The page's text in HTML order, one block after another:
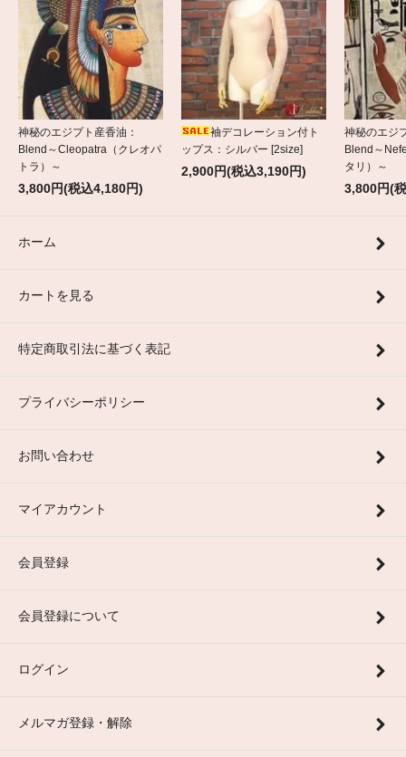
神秘のエジプト産香油：
Blend～Cleopatra（クレオパ
トラ）～
3,800円(税込4,180円)
袖デコレーション付ト
ップス：シルバー [2size]
2,900円(税込3,190円)
神秘のエジ
Blend～
タリ）～
3,800円(
ホーム
カートを見る
特定商取引法に基づく表記
プライバシーポリシー
お問い合わせ
マイアカウント
会員登録
会員登録について
ログイン
メルマガ登録・解除